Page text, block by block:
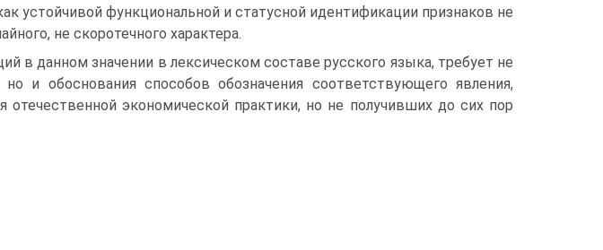
устойчивой функциональной и статусной идентификации признаков не
не скоротечного характера.
в данном значении в лексическом составе русского языка, требует не
но и обоснования способов обозначения соответствующего явления,
экономической практики, но не получивших до сих пор